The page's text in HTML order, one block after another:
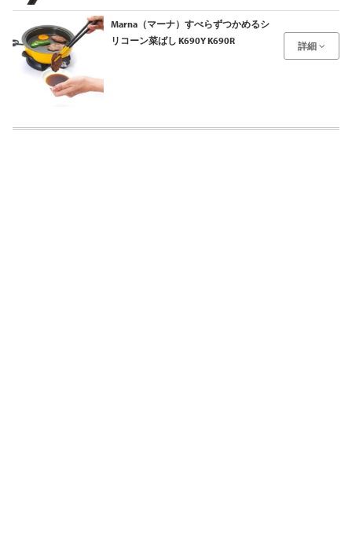
Marna（マーナ）すべらずつかめるシ
リコーン菜ばし K690Y K690R
詳細